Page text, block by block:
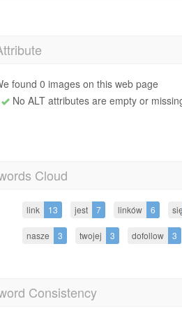
found 0 images on this web page
No ALT attributes are empty or
Cloud
link 13 jest 7 linków 6 się
nasze 3 twojej 3 dofollow 3
Consistency